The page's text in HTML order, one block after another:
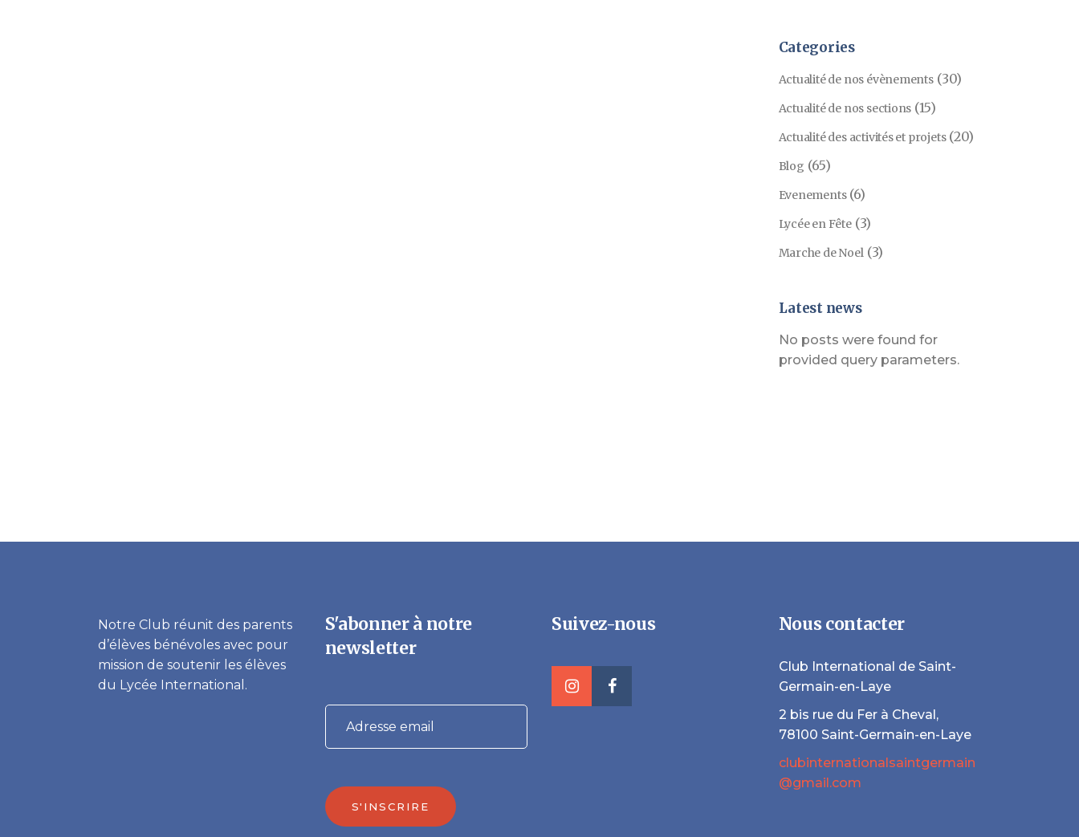
Categories
Actualité de nos évènements(30)
Actualité de nos sections (15)
Actualité des activités et projets(20)
Blog (65)
Evenements(6)
Lycée en Fête(3)
Marche de Noel(3)
Latest news
No posts were found for
provided query parameters.
Notre Club réunit des parents
d’élèves bénévoles avec pour
mission de soutenir les élèves
du Lycée International.
S'abonner à notre
newsletter
S'INSCRIRE
Suivez-nous Nous contacter
Club International de Saint-
Germain-en-Laye
2 bis rue du Fer à Cheval,
78100 Saint-Germain-en-Laye
clubinternationalsaintgermain
@gmail.com